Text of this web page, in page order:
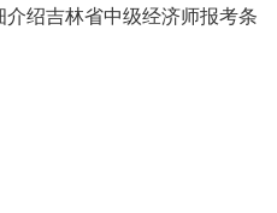
绍吉林省中级经济师报考条